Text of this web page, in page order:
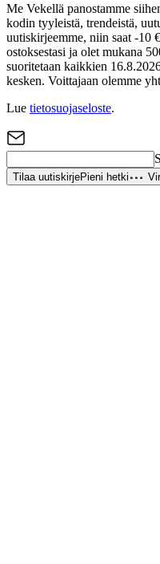
Me Vekellä panostamme
kodin tyyleistä, trendeistä,
uutiskirjeemme, niin saat -10
ostoksestasi ja olet mukana
suoritetaan kaikkien
kesken. Voittajaan olemme
Lue tietosuojaseloste.
Tilaa uutiskirjePieni hetki